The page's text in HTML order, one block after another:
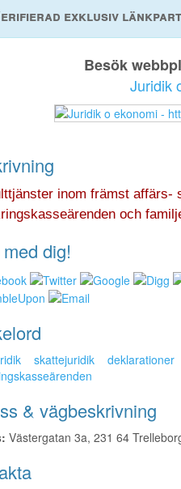
exklusiv
Besök
Juridik
inom främst
och
dig!
skattejuridik deklarationer
& vägbeskrivning
Västergatan 3a, 231 64